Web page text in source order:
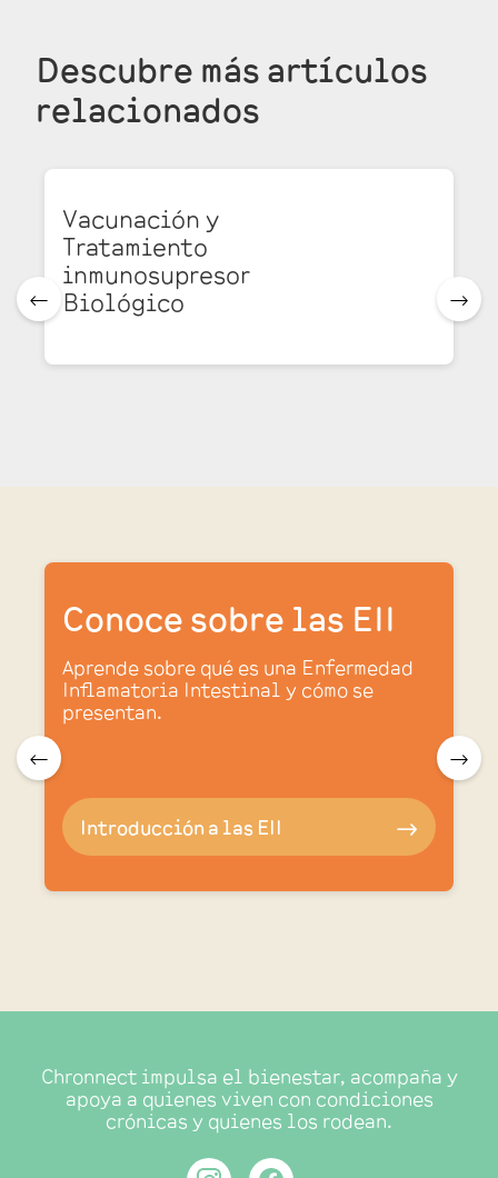
Descubre más artículos
relacionados
🠀
Vacunación y
Tratamiento
inmunosupresor
Biológico
🠂
🠀
Conoce sobre las EII
Aprende sobre qué es una Enfermedad
Inflamatoria Intestinal y cómo se
presentan.
Introducción a las EII 🠂
🠂
Chronnect impulsa el bienestar, acompaña y
apoya a quienes viven con condiciones
crónicas y quienes los rodean.